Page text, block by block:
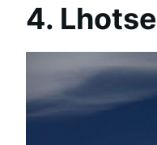
4. Lhotse